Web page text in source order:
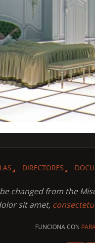
DIRECTORES
changed from the
sit amet,
FUNCIONA CON